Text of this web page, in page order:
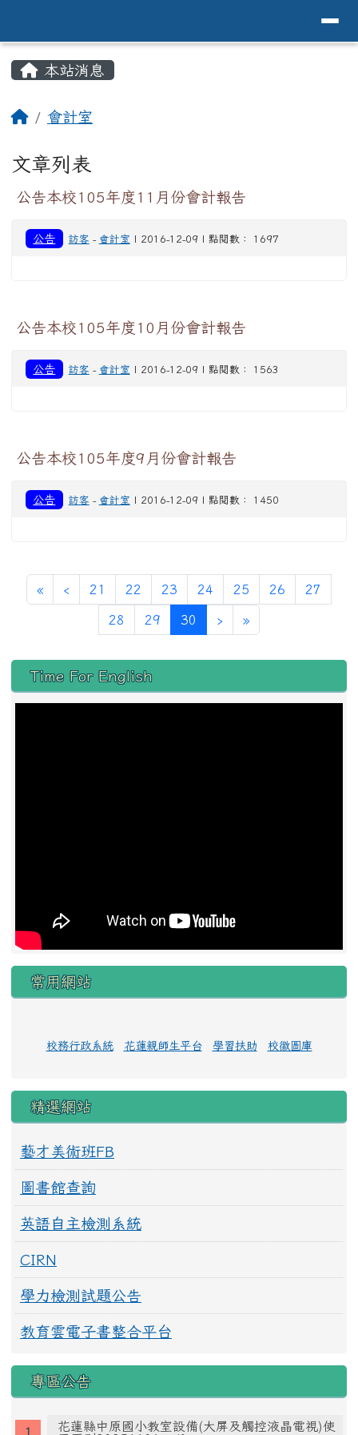
花蓮縣花蓮市中原國小全球資訊
本站消息
回首頁
會計室
文章列表
公告本校105年度11月份會計報告
公告 訪客 - 會計室 | 2016-12-09 | 點閱數： 1697
公告本校105年度10月份會計報告
公告 訪客 - 會計室 | 2016-12-09 | 點閱數： 1563
公告本校105年度9月份會計報告
公告 訪客 - 會計室 | 2016-12-09 | 點閱數： 1450
«第一頁
‹ 上一頁
21 22 23 24 25 26 27
28 29 30 (目前頁次)
›下一頁
»最後頁
左邊區域內容
Time For English
常用網站
校務行政系統 花蓮親師生平台 學習扶助 校徽圖庫
精選網站
藝才美術班FB
圖書館查詢
英語自主檢測系統
CIRN
學力檢測試題公告
教育雲電子書整合平台
專區公告
花蓮縣中原國小教室設備(大屏及觸控液晶電視)使